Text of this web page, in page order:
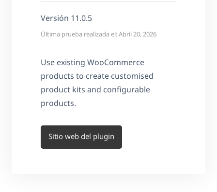
Versión 11.0.5
Última prueba realizada el: Abril 20, 2026
Use existing WooCommerce
products to create customised
product kits and configurable
products.
Sitio web del plugin